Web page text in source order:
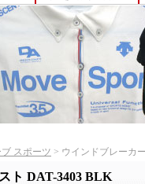
スポーツ > ウインドブレーカ
ト DAT-3403 BLK